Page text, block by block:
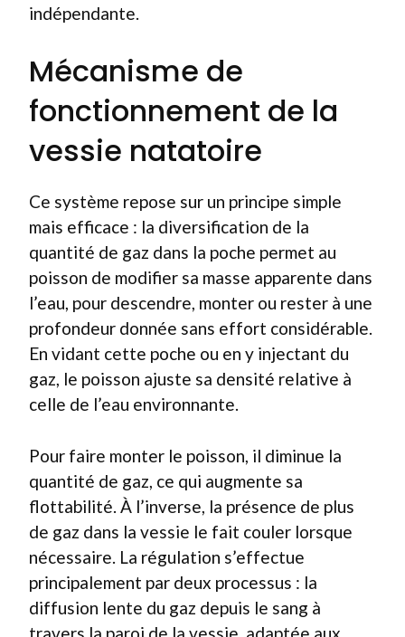
indépendante.
Mécanisme de
fonctionnement de la
vessie natatoire
Ce système repose sur un principe simple
mais efficace : la diversification de la
quantité de gaz dans la poche permet au
poisson de modifier sa masse apparente dans
l’eau, pour descendre, monter ou rester à une
profondeur donnée sans effort considérable.
En vidant cette poche ou en y injectant du
gaz, le poisson ajuste sa densité relative à
celle de l’eau environnante.
Pour faire monter le poisson, il diminue la
quantité de gaz, ce qui augmente sa
flottabilité. À l’inverse, la présence de plus
de gaz dans la vessie le fait couler lorsque
nécessaire. La régulation s’effectue
principalement par deux processus : la
diffusion lente du gaz depuis le sang à
travers la paroi de la vessie, adaptée aux